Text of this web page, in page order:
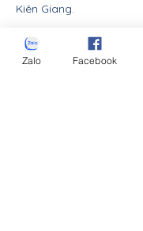
Kiên Giang.
Nội thất Linco giao
thị xã tx, tp thành phố
Zalo Facebook